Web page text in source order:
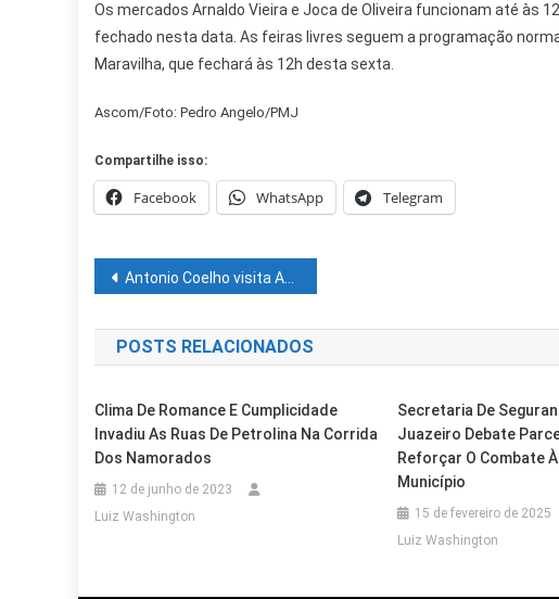
Os mercados Arnaldo Vieira e Joca de Oliveira funcionam até às
fechado nesta data. As feiras livres seguem a programação
Maravilha, que fechará às 12h desta sexta.
Ascom/Foto: Pedro Angelo/PMJ
Compartilhe isso:
Facebook WhatsApp Telegram
Navegação
de
Post
Antonio Coelho visita Afrânio e vistoria obras de pavimentação no sábado
POSTS RELACIONADOS
Clima De Romance E Cumplicidade
Invadiu As Ruas De Petrolina Na Corrida
Dos Namorados
12 de junho de 2023
Luiz Washington
Secretaria De
Juazeiro Debate
Reforçar O Combate
Município
15 de fevereiro de 2025
Luiz Washington